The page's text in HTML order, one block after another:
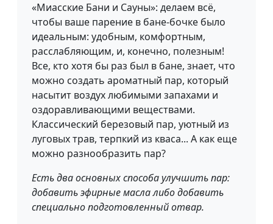
«Миасские Бани и Сауны»: делаем всё,
чтобы ваше парение в бане-бочке было
идеальным: удобным, комфортным,
расслабляющим, и, конечно, полезным!
Все, кто хотя бы раз был в бане, знает, что
можно создать ароматный пар, который
насытит воздух любимыми запахами и
оздоравливающими веществами.
Классический березовый пар, уютный из
луговых трав, терпкий из кваса... А как еще
можно разнообразить пар?
Есть два основных способа улучшить пар:
добавить эфирные масла либо добавить
специально подготовленный отвар.